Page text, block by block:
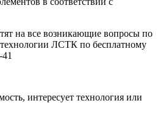
на все возникающие вопросы по
технологии ЛСТК по бесплатному
интересует технология или